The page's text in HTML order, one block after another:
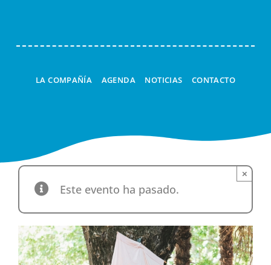
LA COMPAÑÍA AGENDA NOTICIAS CONTACTO
Este evento ha pasado.
×